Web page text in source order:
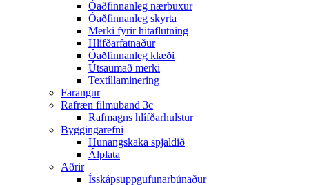
Óaðfinnanleg nærbuxur
Óaðfinnanleg skyrta
Merki fyrir hitaflutning
Hlífðarfatnaður
Óaðfinnanleg klæði
Útsaumað merki
Textíllaminering
Farangur
Rafræn filmuband 3c
Rafmagns hlífðarhulstur
Byggingarefni
Hunangskaka spjaldið
Álplata
Aðrir
Ísskápsuppgufunarbúnaður